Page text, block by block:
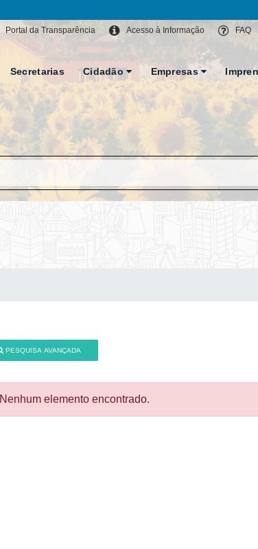
FAQ
Acesso à Informação
Portal da Transparência
Secretarias Cidadão Empresas
PESQUISA AVANÇADA
Nenhum elemento encontrado.